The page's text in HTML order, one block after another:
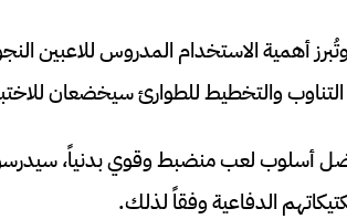
أهمية الاستخدام المدروس للاعبين
بفضل أسلوب لعب منضبط وقوي بدنياً،
الدفاعية وفقاً لذلك.